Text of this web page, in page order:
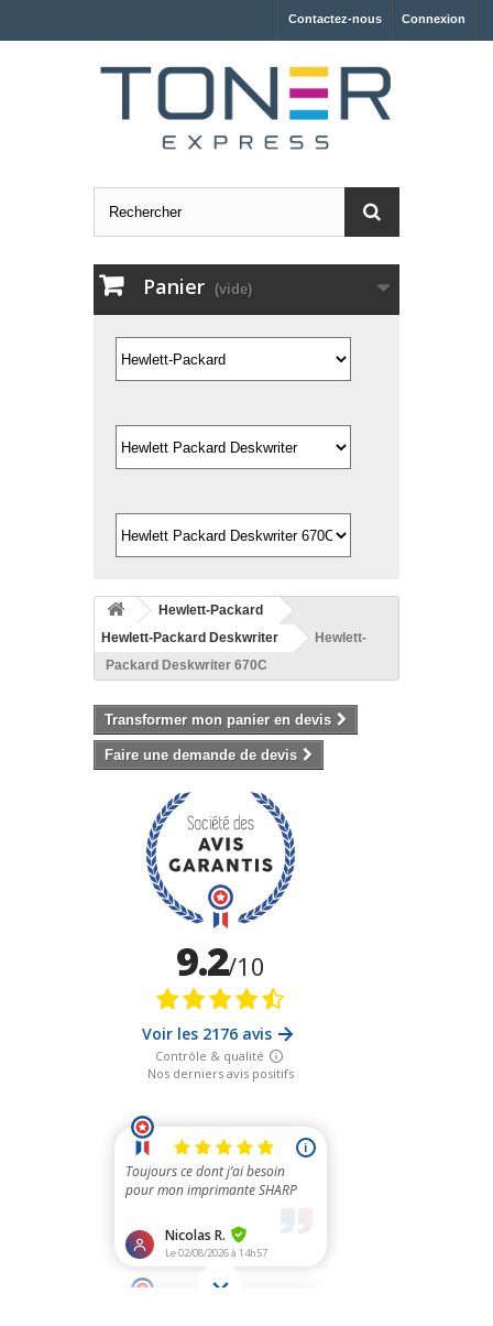
Connexion
Contactez-nous
Panier (vide)
Hewlett-Packard
Hewlett-Packard Deskwriter
Hewlett-
Packard Deskwriter 670C
Transformer mon panier en devis
Faire une demande de devis